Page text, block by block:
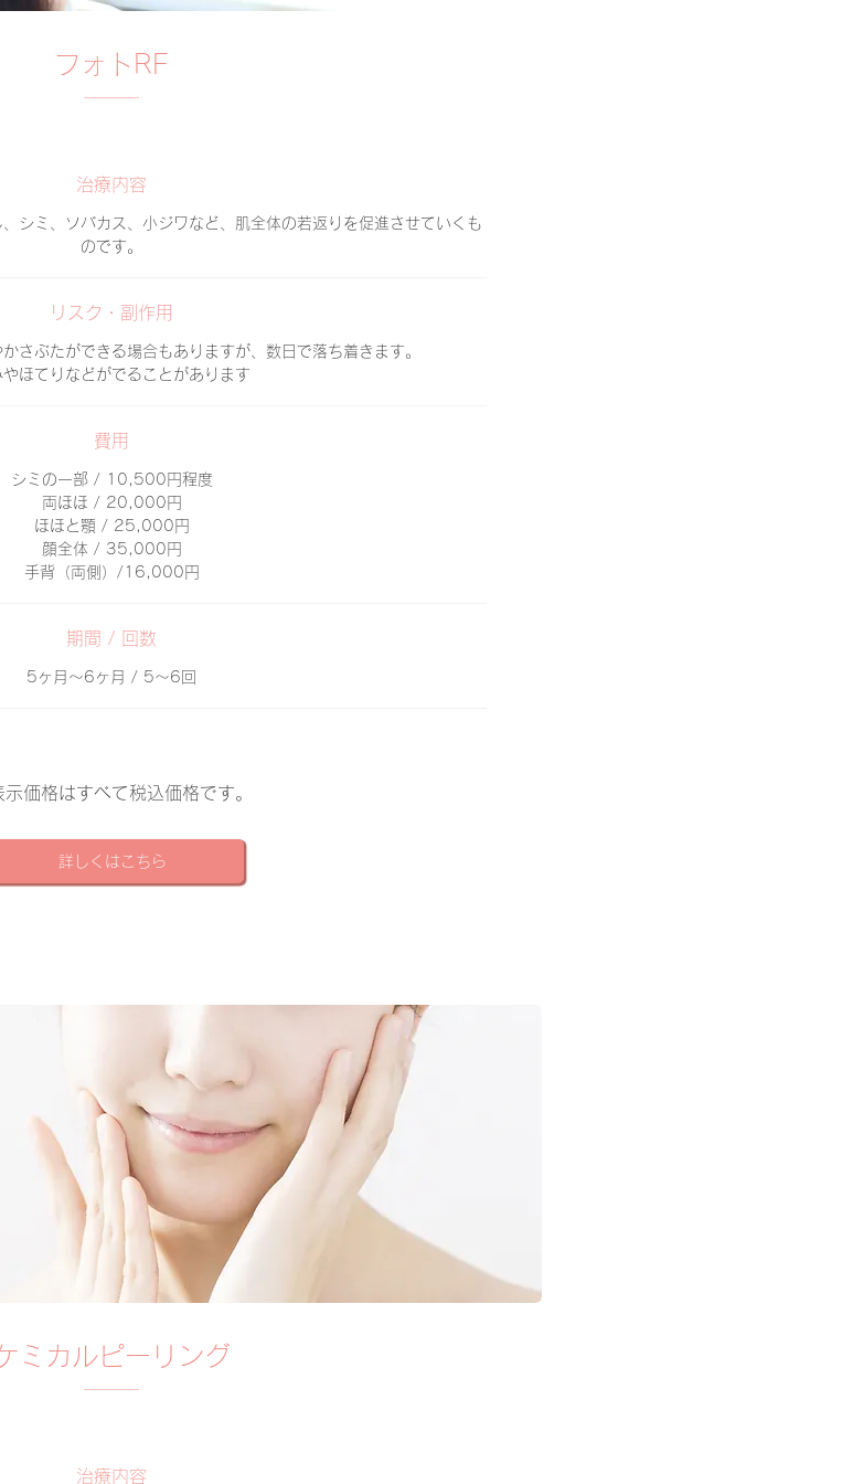
フォトRF
治療内容
シミ、ソバカス、小ジワなど、肌全体の若返りを促進させていくも
のです。
リスク・副作用
さぶたができる場合もありますが、数日で落ち着きます。
やほてりなどがでることがあります
費用
シミの一部 / 10,500円程度
両ほほ / 20,000円
ほほと顎 / 25,000円
顔全体 / 35,000円
​手背（両側）/16,000円
期間 / 回数
5ヶ月～6ヶ月 / 5～6回
価格はすべて税込価格です。
詳しくはこちら
ミカルピーリング
治療内容